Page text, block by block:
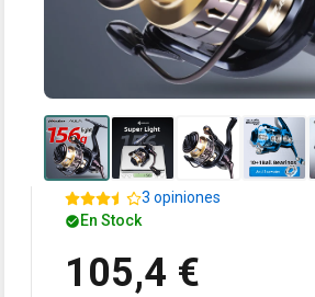
3 opiniones
En Stock
105,4 €